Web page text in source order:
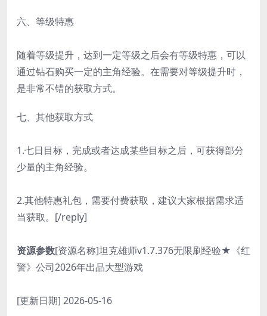
六、等级特惠
随着等级提升，达到一定等级之后会有等级特惠，可以
通过钻石购买一定的主角经验。在需要对等级提升时，
是非常不错的获取方式。
七、其他获取方式
1.七日目标，完成或者达成某些目标之后，可获得部分
少量的主角经验。
2.其他特惠礼包，需要付费获取，建议大家根据需求适
当获取。[/reply]
资源参数[资源名称]坦克雄师v1.7.376无限刷经验★《红
警》公司2026年出品大型游戏
[更新日期] 2026-05-16